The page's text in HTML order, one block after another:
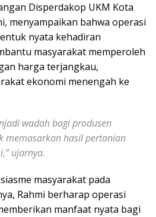
Disperdakop UKM Kota
menyampaikan bahwa operasi
nyata kehadiran
masyarakat memperoleh
harga terjangkau,
ekonomi menengah ke
wadah bagi produsen
memasarkan hasil pertanian
ujarnya.
masyarakat pada
Rahmi berharap operasi
manfaat nyata bagi